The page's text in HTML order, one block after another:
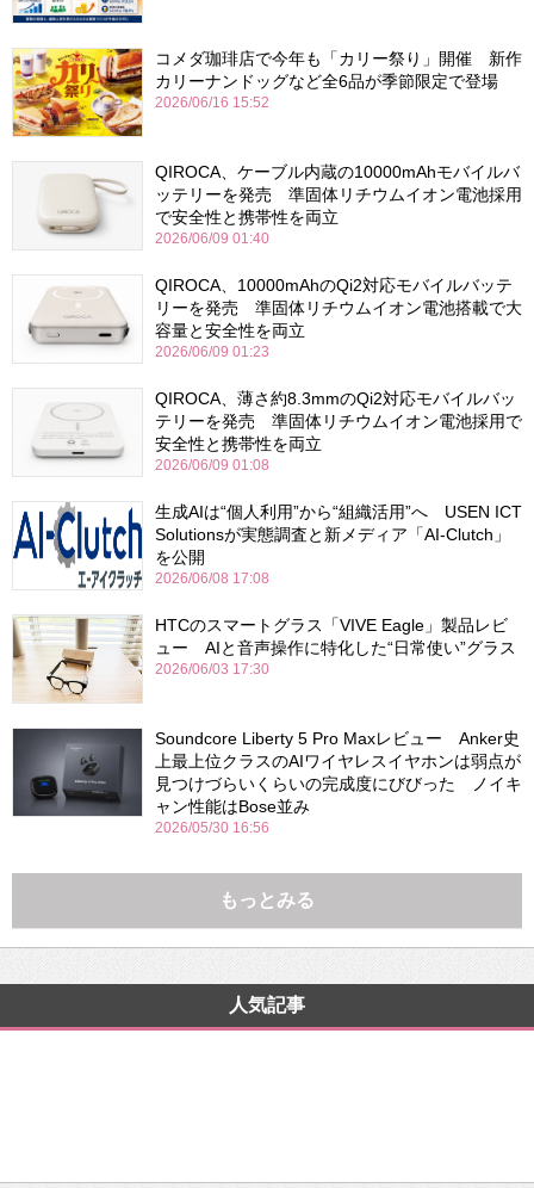
コメダ珈琲店で今年も「カリー祭り」開催 新作
カリーナンドッグなど全6品が季節限定で登場
2026/06/16 15:52
QIROCA、ケーブル内蔵の10000mAhモバイルバ
ッテリーを発売 準固体リチウムイオン電池採用
で安全性と携帯性を両立
2026/06/09 01:40
QIROCA、10000mAhのQi2対応モバイルバッテ
リーを発売 準固体リチウムイオン電池搭載で大
容量と安全性を両立
2026/06/09 01:23
QIROCA、薄さ約8.3mmのQi2対応モバイルバッ
テリーを発売 準固体リチウムイオン電池採用で
安全性と携帯性を両立
2026/06/09 01:08
生成AIは“個人利用”から“組織活用”へ USEN ICT
Solutionsが実態調査と新メディア「AI-Clutch」
を公開
2026/06/08 17:08
HTCのスマートグラス「VIVE Eagle」製品レビ
ュー AIと音声操作に特化した“日常使い”グラス
2026/06/03 17:30
Soundcore Liberty 5 Pro Maxレビュー Anker史
上最上位クラスのAIワイヤレスイヤホンは弱点が
見つけづらいくらいの完成度にびびった ノイキ
ャン性能はBose並み
2026/05/30 16:56
もっとみる
人気記事